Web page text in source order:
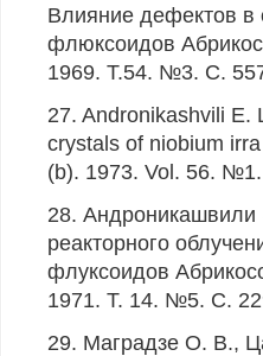
Влияние дефектов в
флюксоидов
1969. Т.54. №3. С.
27. Andronikashvili Е.
crystals of niobium
(b). 1973. Vol. 56.
28.
реакторного
флуксоидов
1971. Т. 14. №5. С.
29. Маградзе О. В.,